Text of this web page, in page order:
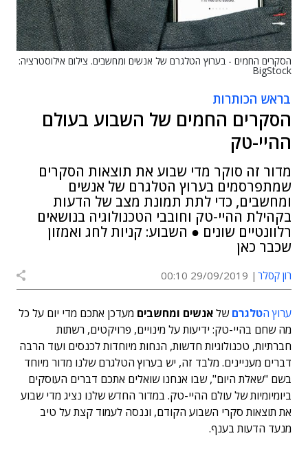
הסקרים החמים - בערוץ הטלגרם של אנשים ומחשבים. צילום אילוסטרציה:
BigStock
בראש הכותרות
הסקרים החמים של השבוע בעולם
ההיי-טק
מדור זה סוקר מדי שבוע את תוצאות הסקרים
שמתפרסמים בערוץ הטלגרם של אנשים
ומחשבים, כדי לתת תמונת מצב של הדעות
בקהילת ההיי-טק וחובבי הטכנולוגיה בנושאים
רלוונטיים שונים ● השבוע: קניות לחג ואמזון
שכבר כאן
רון קסלר 29/09/2019 00:10
ערוץ הטלגרםשלאנשים ומחשבים מעדכן אתכם מדי יום על כל
מה שחם בהיי-טק: ידיעות על מינויים, פרויקטים, רשתות
חברתיות, טכנולוגיות חדשות, הנחות מיוחדות לכנסים ועוד הרבה
דברים מעניינים. מלבד זה, יש בערוץ הטלגרם שלנו מדור מיוחד
בשם "שאלת היום", שבו אנחנו שואלים אתכם דברים העוסקים
ביומיומיות של עולם ההיי-טק. במדור החדש שלנו נציג מדי שבוע
את תוצאות סקרי השבוע הקודם, וננסה לעמוד קצת על טיב
מנעד הדעות בענף.